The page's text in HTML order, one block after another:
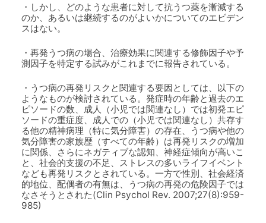
・しかし、どのような患者に対して抗うつ薬を漸減する
のか、あるいは継続するのがよいかについてのエビデン
スはない。
・再発うつ病の場合、治療効果に関連する修飾因子や予
測因子を特定する試みがこれまでに報告されている。
・うつ病の再発リスクと関連する要因としては、以下の
ようなものが検討されている。発症時の年齢と過去のエ
ピソードの数、成人（小児では関連なし）では初発エピ
ソードの重症度、成人での（小児では関連なし）共存す
る他の精神病理（特に気分障害）の存在、うつ病や他の
気分障害の家族歴（すべての年齢）は再発リスクの増加
に関係、さらにネガティブな認知、神経症傾向が高いこ
と、社会的支援の不足、ストレスの多いライフイベント
なども再発リスクとされている。一方で性別、社会経済
的地位、配偶者の有無は、うつ病の再発の危険因子では
なさそうとされた(Clin Psychol Rev. 2007;27(8):959-
985)